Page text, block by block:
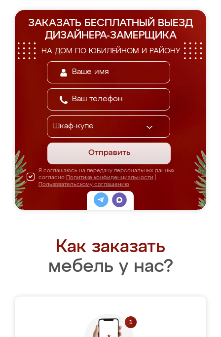
ЗАКАЗАТЬ БЕСПЛАТНЫЙ ВЫЕЗД
ДИЗАЙНЕРА-ЗАМЕРЩИКА
НА ДОМ ПО ЮБИЛЕЙНОМ И РАЙОНУ
Отправить
Я соглашаюсь на передачу персональных данных
согласно Политике конфиденциальности
Пользовательскому соглашению
Как заказать
мебель у нас?